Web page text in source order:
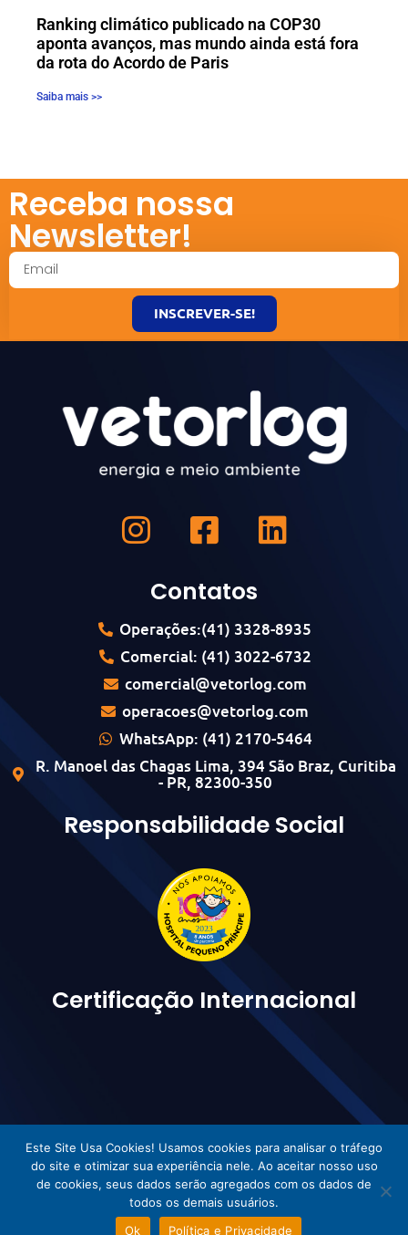
Ranking climático publicado na COP30
aponta avanços, mas mundo ainda está fora
da rota do Acordo de Paris
Saiba mais >>
Receba nossa
Newsletter!
INSCREVER-SE!
Contatos
Operações:(41) 3328-8935
Comercial: (41) 3022-6732
comercial@vetorlog.com
operacoes@vetorlog.com
WhatsApp: (41) 2170-5464
R. Manoel das Chagas Lima, 394 São Braz, Curitiba
- PR, 82300-350
Responsabilidade Social
Certificação Internacional
Vetorlog © Todos os direitos reservados - Desenvolvido por Incom
Este Site Usa Cookies! Usamos cookies para analisar o tráfego
do site e otimizar sua experiência nele. Ao aceitar nosso uso
de cookies, seus dados serão agregados com os dados de
todos os demais usuários.
Ok
Política e Privacidade